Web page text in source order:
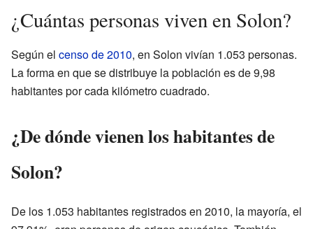
¿Cuántas personas viven en Solon?
Según el censo de 2010, en Solon vivían 1.053 personas.
La forma en que se distribuye la población es de 9,98
habitantes por cada kilómetro cuadrado.
¿De dónde vienen los habitantes de
Solon?
De los 1.053 habitantes registrados en 2010, la mayoría, el